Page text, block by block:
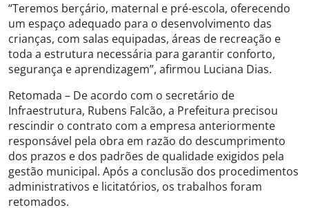
“Teremos berçário, maternal e pré-escola, oferecendo
um espaço adequado para o desenvolvimento das
crianças, com salas equipadas, áreas de recreação e
toda a estrutura necessária para garantir conforto,
segurança e aprendizagem”, afirmou Luciana Dias.
Retomada – De acordo com o secretário de
Infraestrutura, Rubens Falcão, a Prefeitura precisou
rescindir o contrato com a empresa anteriormente
responsável pela obra em razão do descumprimento
dos prazos e dos padrões de qualidade exigidos pela
gestão municipal. Após a conclusão dos procedimentos
administrativos e licitatórios, os trabalhos foram
retomados.